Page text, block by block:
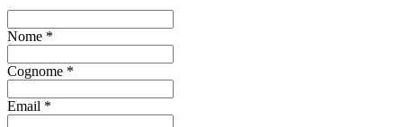
Nome *
Cognome *
Email *